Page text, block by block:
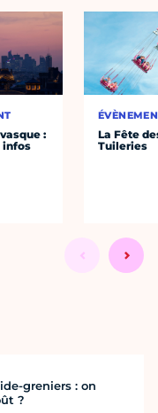
:
infos
La Fête
Tuileries
greniers : on
?